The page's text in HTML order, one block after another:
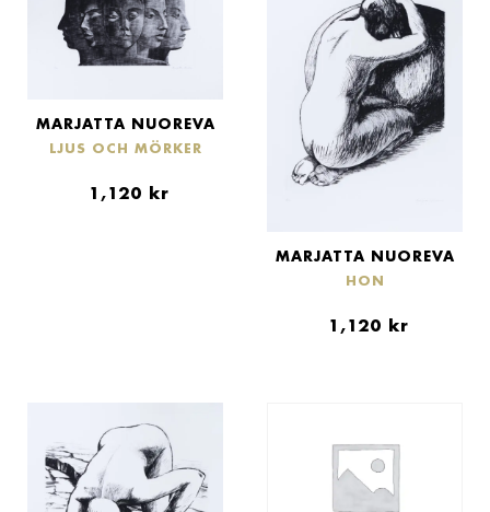
MARJATTA NUOREVA
LJUS OCH MÖRKER
1,120 kr
MARJATTA NUOREVA
HON
1,120 kr